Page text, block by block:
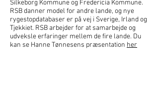
Silkeborg Kommune og Fredericia Kommune.
RSB danner model for andre lande, og nye
rygestopdatabaser er på vej i Sverige, Irland og
Tjekkiet. RSB arbejder for at samarbejde og
udveksle erfaringer mellem de fire lande. Du
kan se Hanne Tønnesens præsentation her